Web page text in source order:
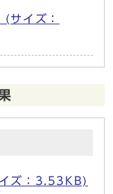
サイズ：
ズ：3.53KB)